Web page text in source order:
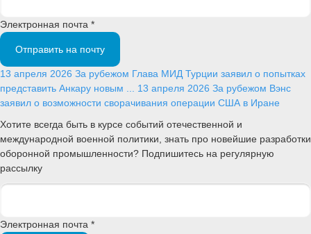
Электронная почта *
Отправить на почту
13 апреля 2026 За рубежом Глава МИД Турции заявил о попытках
представить Анкару новым ... 13 апреля 2026 За рубежом Вэнс
заявил о возможности сворачивания операции США в Иране
Хотите всегда быть в курсе событий отечественной и
международной военной политики, знать про новейшие разработки
оборонной промышленности? Подпишитесь на регулярную
рассылку
Электронная почта *